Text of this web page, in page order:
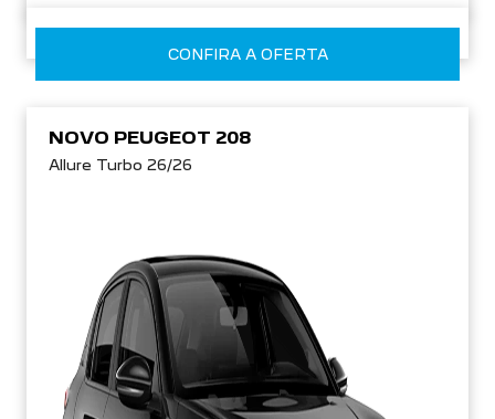
CONFIRA A OFERTA
NOVO PEUGEOT 208
Allure Turbo 26/26